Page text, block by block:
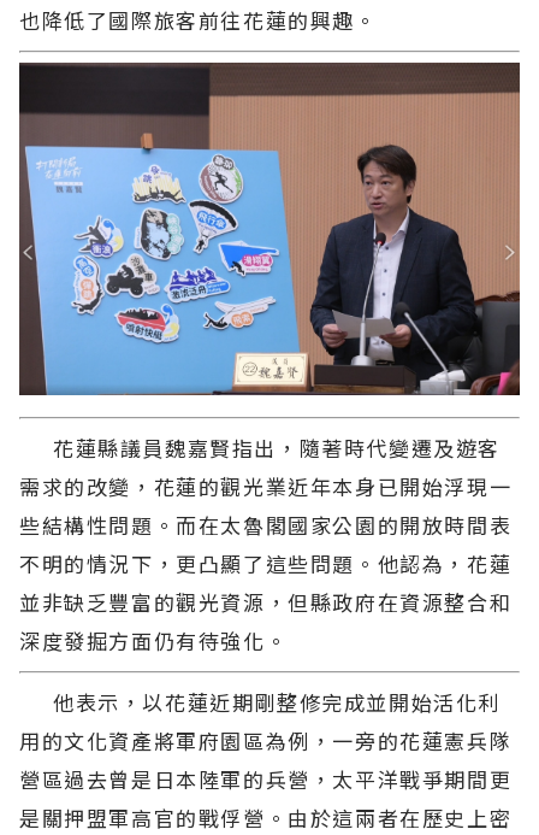
也降低了國際旅客前往花蓮的興趣。
花蓮縣議員魏嘉賢指出，隨著時代變遷及遊客
需求的改變，花蓮的觀光業近年本身已開始浮現一
些結構性問題。而在太魯閣國家公園的開放時間表
不明的情況下，更凸顯了這些問題。他認為，花蓮
並非缺乏豐富的觀光資源，但縣政府在資源整合和
深度發掘方面仍有待強化。
他表示，以花蓮近期剛整修完成並開始活化利
用的文化資產將軍府園區為例，一旁的花蓮憲兵隊
營區過去曾是日本陸軍的兵營，太平洋戰爭期間更
是關押盟軍高官的戰俘營。由於這兩者在歷史上密